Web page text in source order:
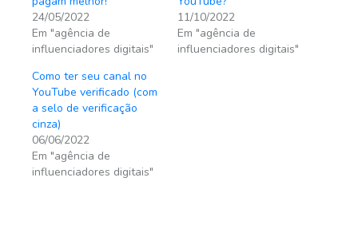
24/05/2022
Em "agência de
influenciadores digitais"
11/10/2022
Em "agência de
influenciadores digitais"
Como ter seu canal no
YouTube verificado (com
a selo de verificação
cinza)
06/06/2022
Em "agência de
influenciadores digitais"